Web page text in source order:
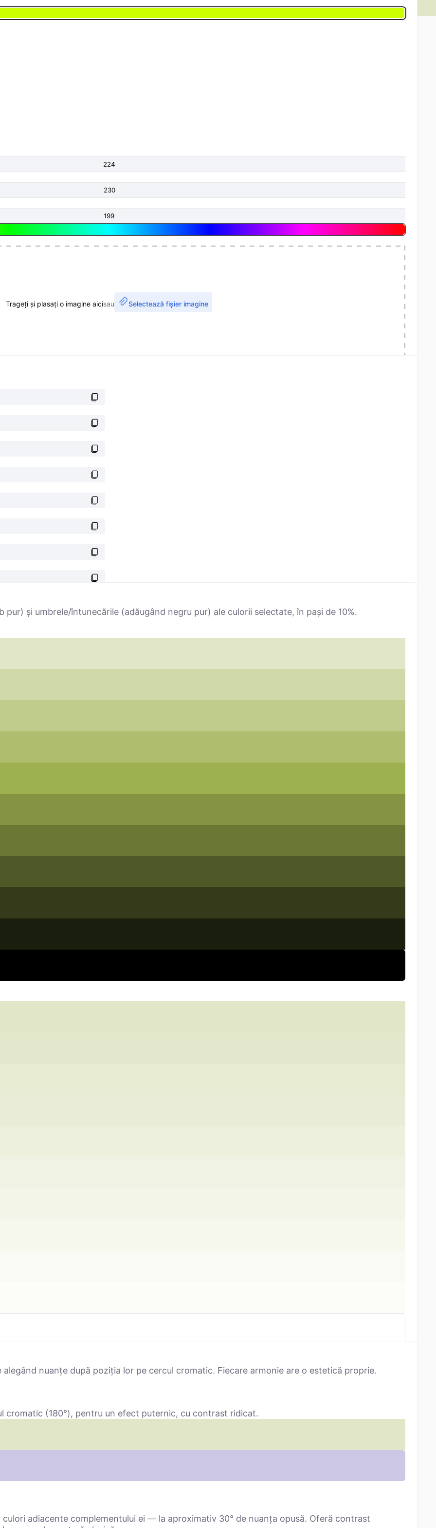
Trageți și plasați o imagine aicisau Selectează fișier imagine
și umbrele/întunecările (adăugând negru pur) ale culorii selectate, în pași de 10%.
nuanțe după poziția lor pe cercul cromatic. Fiecare armonie are o estetică proprie.
cromatic (180°), pentru un efect puternic, cu contrast ridicat.
culori adiacente complementului ei — la aproximativ 30° de nuanța opusă. Oferă contrast